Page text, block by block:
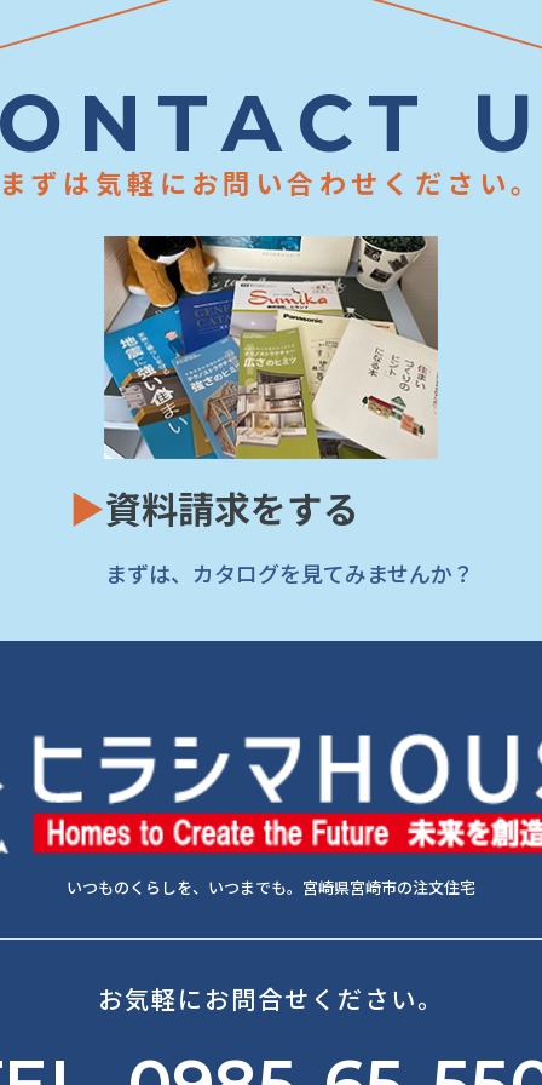
まずは気軽にお問い合わせください。
▶資料請求をする
まずは、カタログを見てみませんか？
いつものくらしを、いつまでも。宮崎県宮崎市の注文住宅
お気軽にお問合せください。